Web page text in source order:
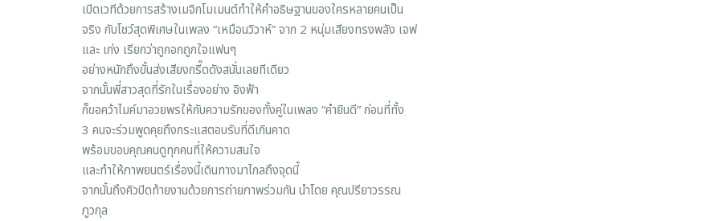
เปิดเวทีด้วยการสร้างเมจิกโมเมนต์ทำให้คำอธิษฐานของใครหลายคนเป็น
จริง กับโชว์สุดพิเศษในเพลง “เหมือนวิวาห์” จาก 2 หนุ่มเสียงทรงพลัง เจฟ
และ เก่ง เรียกว่าถูกอกถูกใจแฟนๆ
อย่างหนักถึงขั้นส่งเสียงกรี๊ดดังสนั่นเลยทีเดียว
จากนั้นพี่สาวสุดที่รักในเรื่องอย่าง อิงฟ้า
ก็ขอคว้าไมค์มาอวยพรให้กับความรักของทั้งคู่ในเพลง “คำยินดี” ก่อนที่ทั้ง
3 คนจะร่วมพูดคุยถึงกระแสตอบรับที่ดีเกินคาด
พร้อมขอบคุณคนดูทุกคนที่ให้ความสนใจ
และทำให้ภาพยนตร์เรื่องนี้เดินทางมาไกลถึงจุดนี้
จากนั้นถึงคิวปิดท้ายงานด้วยการถ่ายภาพร่วมกัน นำโดย คุณปรียาวรรณ
ภูวกุล